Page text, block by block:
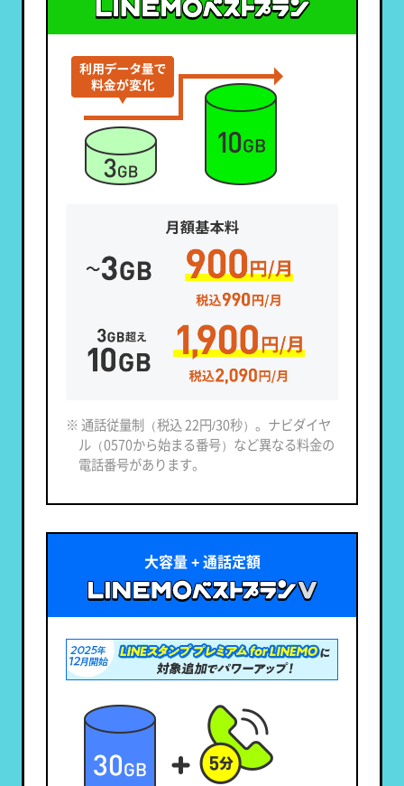
※ 通話従量制（税込 22円/30秒）。ナビダイヤ
ル（0570から始まる番号）など異なる料金の
電話番号があります。
大容量 + 通話定額